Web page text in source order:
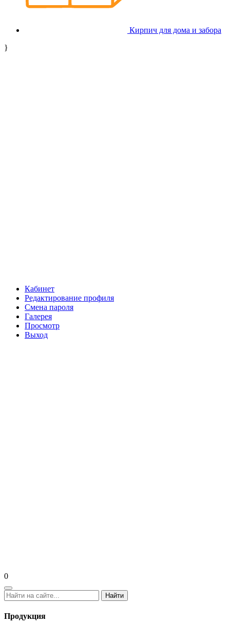
Кирпич для дома и забора
}
Кабинет
Редактирование профиля
Смена пароля
Галерея
Просмотр
Выход
0
Найти
Продукция